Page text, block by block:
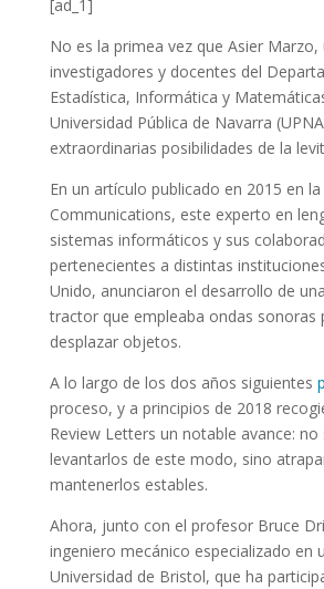
[ad_1]
No es la primea vez que Asier Marzo,
investigadores y docentes del
Estadística, Informática y
Universidad Pública de Navarra
extraordinarias posibilidades de la
En un artículo publicado en 2015 en
Communications, este experto en
sistemas informáticos y sus
pertenecientes a distintas
Unido, anunciaron el desarrollo de
tractor que empleaba ondas sonoras
desplazar objetos.
A lo largo de los dos años siguientes
proceso, y a principios de 2018
Review Letters un notable avance:
levantarlos de este modo, sino
mantenerlos estables.
Ahora, junto con el profesor Bruce
ingeniero mecánico especializado en
Universidad de Bristol, que ha